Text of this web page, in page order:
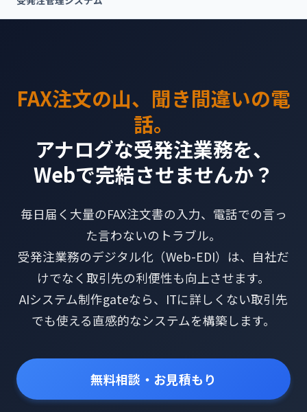
FAX注文の山、聞き間違いの電
話。
アナログな受発注業務を、
Webで完結させませんか？
毎日届く大量のFAX注文書の入力、電話での言っ
た言わないのトラブル。
受発注業務のデジタル化（Web-EDI）は、自社だ
けでなく取引先の利便性も向上させます。
AIシステム制作gateなら、ITに詳しくない取引先
でも使える直感的なシステムを構築します。
無料相談・お見積もり